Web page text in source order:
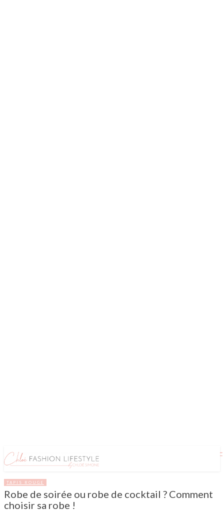
TAPIS ROUGE
Robe de soirée ou robe de cocktail ? Comment
choisir sa robe !